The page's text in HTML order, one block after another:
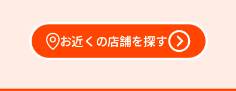
お近くの店舗を探す